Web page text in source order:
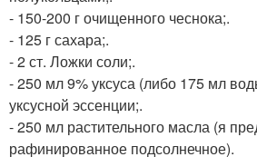
- 150-200 г очищенного чеснока;.
- 125 г сахара;.
- 2 ст. Ложки соли;.
- 250 мл 9% уксуса (либо 175 мл
уксусной эссенции;.
- 250 мл растительного масла (я
рафинированное подсолнечное).